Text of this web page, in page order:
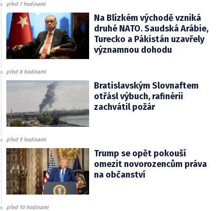
před 7 hodinami
Na Blízkém východě vzniká
druhé NATO. Saudská Arábie,
Turecko a Pákistán uzavřely
významnou dohodu
před 8 hodinami
Bratislavským Slovnaftem
otřásl výbuch, rafinérii
zachvátil požár
před 9 hodinami
Trump se opět pokouší
omezit novorozencům práva
na občanství
před 10 hodinami